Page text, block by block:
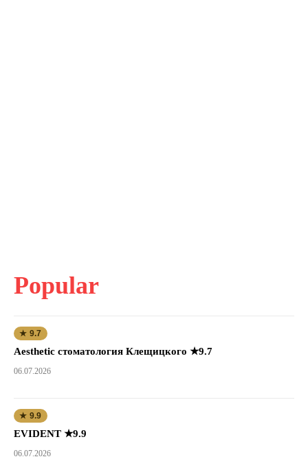
Popular
★ 9.7
Aesthetic стоматология Клещицкого ★9.7
06.07.2026
★ 9.9
EVIDENT ★9.9
06.07.2026